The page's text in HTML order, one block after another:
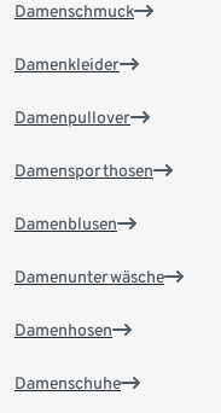
Damenschmuck
Damenkleider
Damenpullover
Damensporthosen
Damenblusen
Damenunterwäsche
Damenhosen
Damenschuhe